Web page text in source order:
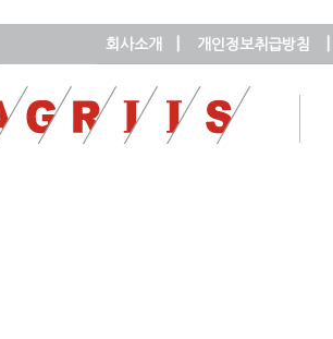
회사소개 개인정보취급방침